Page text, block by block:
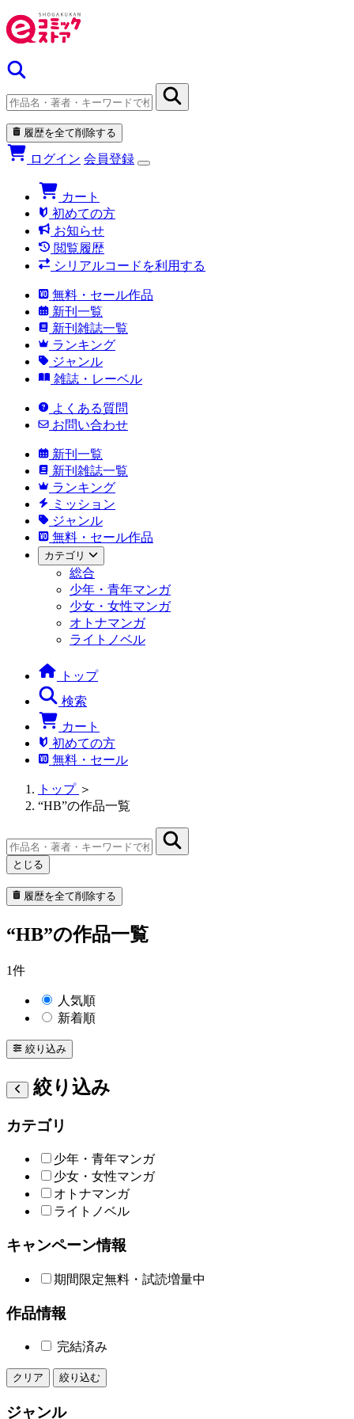
履歴を全て削除する
ログイン 会員登録
カート
初めての方
お知らせ
閲覧履歴
シリアルコードを利用する
無料・セール作品
新刊一覧
新刊雑誌一覧
ランキング
ジャンル
雑誌・レーベル
よくある質問
お問い合わせ
新刊一覧
新刊雑誌一覧
ランキング
ミッション
ジャンル
無料・セール作品
カテゴリ
総合
少年・青年マンガ
少女・女性マンガ
オトナマンガ
ライトノベル
トップ
検索
カート
初めての方
無料・セール
トップ ＞
“HB”の作品一覧
とじる
履歴を全て削除する
“HB”の作品一覧
1件
人気順
新着順
絞り込み
絞り込み
カテゴリ
少年・青年マンガ
少女・女性マンガ
オトナマンガ
ライトノベル
キャンペーン情報
期間限定無料・試読増量中
作品情報
完結済み
クリア 絞り込む
ジャンル